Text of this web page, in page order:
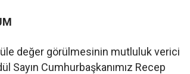
değer görülmesinin mutluluk verici
Sayın Cumhurbaşkanımız Recep